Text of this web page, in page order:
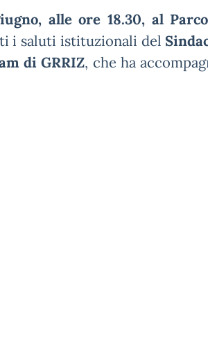
alle ore 18.30, al
i saluti istituzionali del
di GRRIZ, che ha